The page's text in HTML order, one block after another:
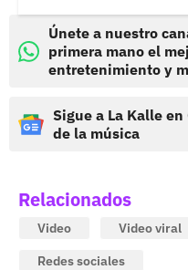
Únete a nuestro
primera mano el
entretenimiento y
Sigue a La Kalle
de la música
Relacionados
Video Video viral
Redes sociales